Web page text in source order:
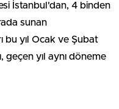
İstanbul'dan, 4 binden
sunan
bu yıl Ocak ve Şubat
geçen yıl aynı döneme